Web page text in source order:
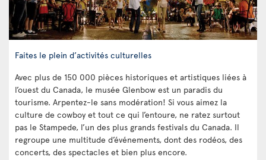
Faites le plein d’activités culturelles
Avec plus de 150 000 pièces historiques et artistiques liées à
l’ouest du Canada, le musée Glenbow est un paradis du
tourisme. Arpentez-le sans modération! Si vous aimez la
culture de cowboy et tout ce qui l’entoure, ne ratez surtout
pas le Stampede, l’un des plus grands festivals du Canada. Il
regroupe une multitude d’événements, dont des rodéos, des
concerts, des spectacles et bien plus encore.